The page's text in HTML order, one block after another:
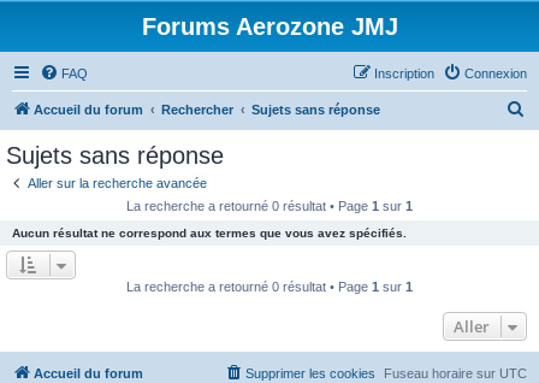
Forums Aerozone JMJ
FAQ Connexion
Inscription
Accueil du forum Rechercher Sujets sans réponse
e
Sujets sans réponse
Aller sur la recherche avancée
La recherche a retourné 0 résultat • Page 1 sur 1
Aucun résultat ne correspond aux termes que vous avez spécifiés.
La recherche a retourné 0 résultat • Page 1 sur 1
Aller
Accueil du forum Fuseau horaire sur UTC
Supprimer les cookies